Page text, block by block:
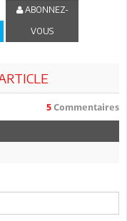
ABONNEZ-
VOUS
5 Commentaires